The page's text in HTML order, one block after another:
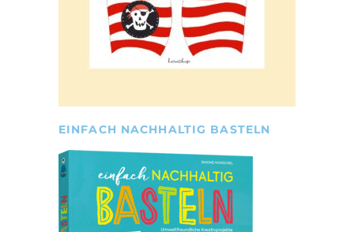
EINFACH NACHHALTIG BASTELN